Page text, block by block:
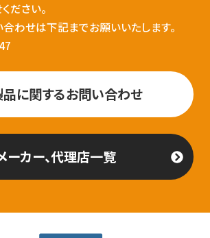
ださい。
わせは下記までお願いいたします。
品に関するお問い合わせ
ーカー、代理店一覧